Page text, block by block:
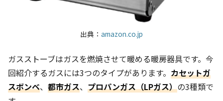
出典： amazon.co.jp
ガスストーブはガスを燃焼させて暖める暖房器具です。今
回紹介するガスには3つのタイプがあります。 カセットガ
スボンベ、 都市ガス、 プロパンガス（LPガス）の3種類で